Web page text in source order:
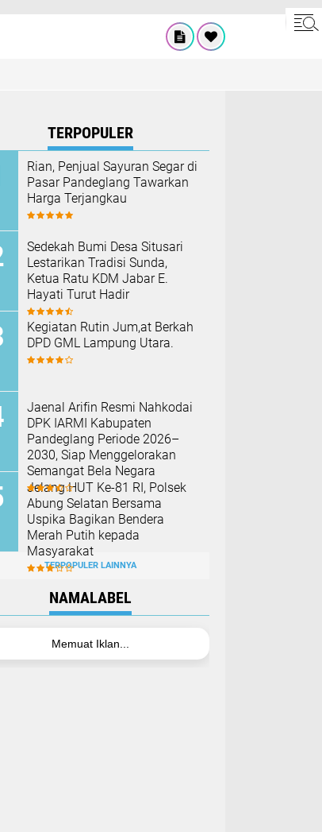
TERPOPULER
Rian, Penjual Sayuran Segar di
Pasar Pandeglang Tawarkan
Harga Terjangkau
Sedekah Bumi Desa Situsari
Lestarikan Tradisi Sunda,
Ketua Ratu KDM Jabar E.
Hayati Turut Hadir
Kegiatan Rutin Jum,at Berkah
DPD GML Lampung Utara.
Jaenal Arifin Resmi Nahkodai
DPK IARMI Kabupaten
Pandeglang Periode 2026–
2030, Siap Menggelorakan
Semangat Bela Negara
Jelang HUT Ke-81 RI, Polsek
Abung Selatan Bersama
Uspika Bagikan Bendera
Merah Putih kepada
Masyarakat
TERPOPULER LAINNYA
NAMALABEL
Memuat Iklan...